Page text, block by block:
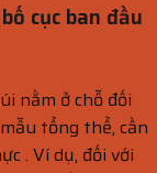
cục ban đầu
nằm ở chỗ đối
tổng thể, cần
. Ví dụ, đối với